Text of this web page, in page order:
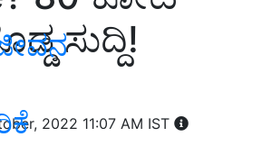
ಸುದ್ದಿ!
2022 11:07 AM IST